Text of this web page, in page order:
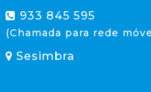
933 845 595
(Chamada para rede
Sesimbra